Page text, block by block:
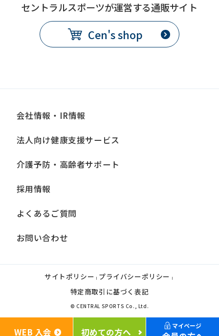
セントラルスポーツが運営する通販サイト
Cen's shop
会社情報・IR情報
法人向け健康支援サービス
介護予防・高齢者サポート
採用情報
よくあるご質問
お問い合わせ
サイトポリシー | プライバシーポリシー |
特定商取引に基づく表記
© CENTRAL SPORTS Co., Ltd.
WEB 入会 初めての方へ
マイページ